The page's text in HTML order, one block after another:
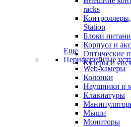
racks
Station
Блоки
Корпуса и
Оптические
Кулеры и
Еще
Периферийные
Web-камеры
Колонки
Наушники и
Клавиатуры
Мыши
Мониторы